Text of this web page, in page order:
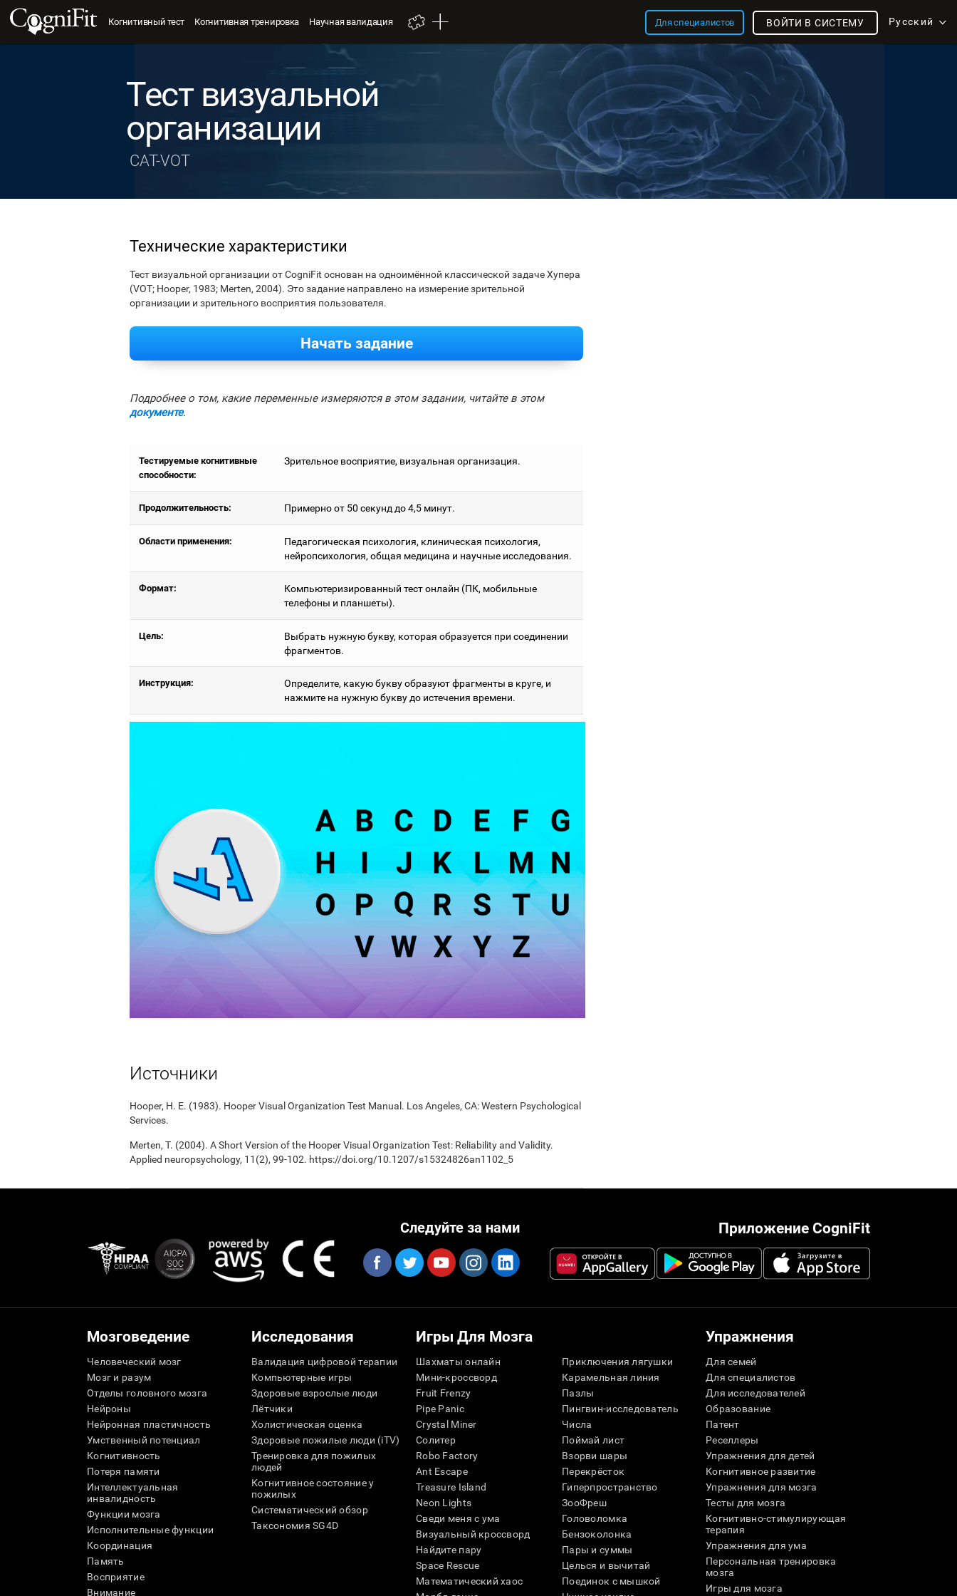
Когнитивный тест Когнитивная тренировка Научная валидация Для специалистов Русский
ВОЙТИ В СИСТЕМУ
Тест визуальной
организации
CAT-VOT
Технические характеристики
Тест визуальной организации от CogniFit основан на одноимённой классической задаче Хупера
(VOT; Hooper, 1983; Merten, 2004). Это задание направлено на измерение зрительной
организации и зрительного восприятия пользователя.
Начать задание
Подробнее о том, какие переменные измеряются в этом задании, читайте в этом
документе.
Тестируемые когнитивные
способности:
Зрительное восприятие, визуальная организация.
Продолжительность: Примерно от 50 секунд до 4,5 минут.
Области применения:
Педагогическая психология, клиническая психология,
нейропсихология, общая медицина и научные исследования.
Формат:
Компьютеризированный тест онлайн (ПК, мобильные
телефоны и планшеты).
Цель:
Выбрать нужную букву, которая образуется при соединении
фрагментов.
Инструкция:
Определите, какую букву образуют фрагменты в круге, и
нажмите на нужную букву до истечения времени.
Источники
Hooper, H. E. (1983). Hooper Visual Organization Test Manual. Los Angeles, CA: Western Psychological
Services.
Merten, T. (2004). A Short Version of the Hooper Visual Organization Test: Reliability and Validity.
Applied neuropsychology, 11(2), 99-102. https://doi.org/10.1207/s15324826an1102_5
Приложение CogniFit
Следуйте за нами
Мозговедение
Человеческий мозг
Мозг и разум
Отделы головного мозга
Нейроны
Нейронная пластичность
Умственный потенциал
Когнитивность
Потеря памяти
Интеллектуальная
инвалидность
Функции мозга
Исполнительные функции
Координация
Память
Восприятие
Внимание
Исследования
Валидация цифровой терапии
Компьютерные игры
Здоровые взрослые люди
Лётчики
Холистическая оценка
Здоровые пожилые люди (iTV)
Тренировка для пожилых
людей
Когнитивное состояние у
пожилых
Систематический обзор
Таксономия SG4D
Игры Для Мозга
Шахматы онлайн
Мини-кроссворд
Fruit Frenzy
Pipe Panic
Crystal Miner
Солитер
Robo Factory
Ant Escape
Treasure Island
Neon Lights
Сведи меня с ума
Визуальный кроссворд
Найдите пару
Space Rescue
Математический хаос
Приключения лягушки
Карамельная линия
Пазлы
Пингвин-исследователь
Числа
Поймай лист
Взорви шары
Перекрёсток
Гиперпространство
ЗооФреш
Головоломка
Бензоколонка
Пары и суммы
Целься и вычитай
Поединок с мышкой
Упражнения
Для семей
Для специалистов
Для исследователей
Образование
Патент
Реселлеры
Упражнения для детей
Когнитивное развитие
Упражнения для мозга
Тесты для мозга
Когнитивно-стимулирующая
терапия
Упражнения для ума
Персональная тренировка
мозга
Игры для мозга